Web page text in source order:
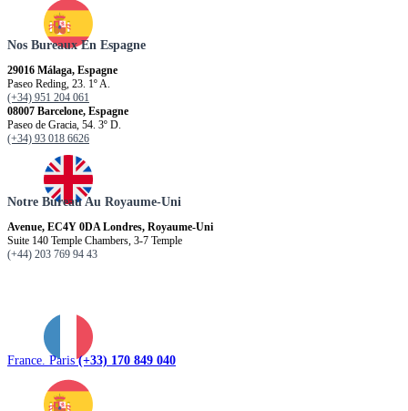
Nos Bureaux En Espagne
29016 Málaga, Espagne
Paseo Reding, 23. 1º A.
(+34) 951 204 061
08007 Barcelone, Espagne
Paseo de Gracia, 54. 3º D.
(+34) 93 018 6626
Notre Bureau Au Royaume-Uni
Avenue, EC4Y 0DA Londres, Royaume-Uni
Suite 140 Temple Chambers, 3-7 Temple
(+44) 203 769 94 43
France. Paris(+33) 170 849 040